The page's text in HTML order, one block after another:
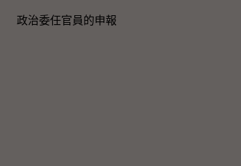
政治委任官員的申報